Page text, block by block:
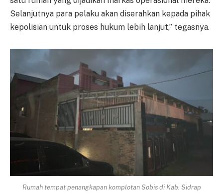
Selanjutnya para pelaku akan diserahkan kepada pihak
kepolisian untuk proses hukum lebih lanjut,” tegasnya.
Rumah tempat penangkapan komplotan Sobis di Kab. Sidrap